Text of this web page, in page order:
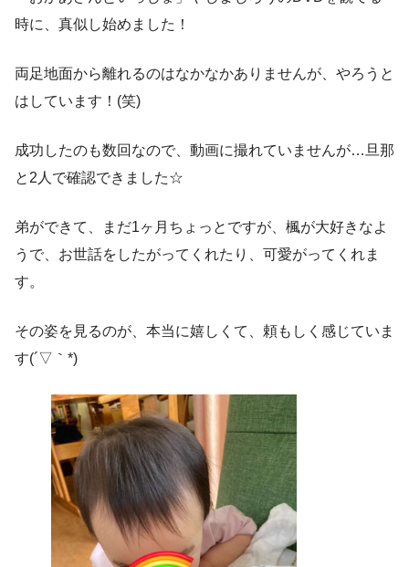
時に、真似し始めました！
両足地面から離れるのはなかなかありませんが、やろうと
はしています！(笑)
成功したのも数回なので、動画に撮れていませんが…旦那
と2人で確認できました☆
弟ができて、まだ1ヶ月ちょっとですが、楓が大好きなよ
うで、お世話をしたがってくれたり、可愛がってくれま
す。
その姿を見るのが、本当に嬉しくて、頼もしく感じていま
す(´▽｀*)